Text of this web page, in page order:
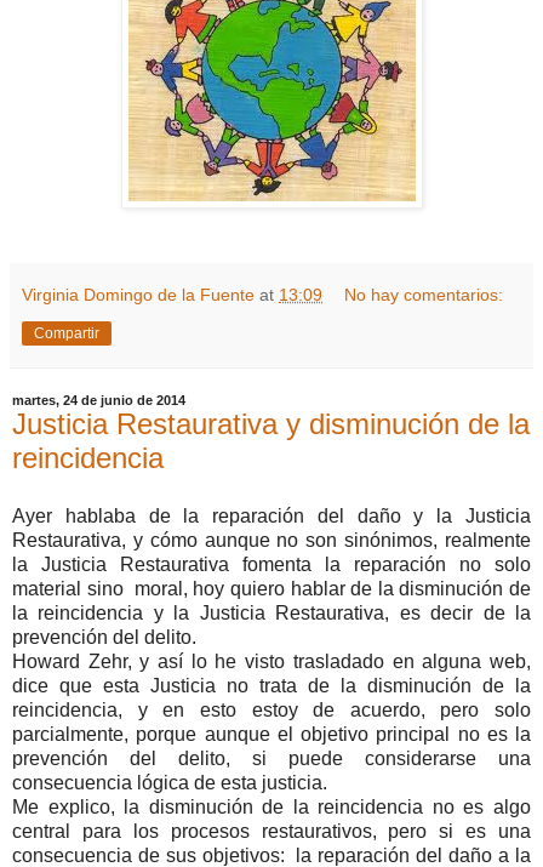
Virginia Domingo de la Fuente at 13:09 No hay comentarios:
Compartir
martes, 24 de junio de 2014
Justicia Restaurativa y disminución de la
reincidencia
Ayer hablaba de la reparación del daño y la Justicia
Restaurativa, y cómo aunque no son sinónimos, realmente
la Justicia Restaurativa fomenta la reparación no solo
material sino moral, hoy quiero hablar de la disminución de
la reincidencia y la Justicia Restaurativa, es decir de la
prevención del delito.
Howard Zehr, y así lo he visto trasladado en alguna web,
dice que esta Justicia no trata de la disminución de la
reincidencia, y en esto estoy de acuerdo, pero solo
parcialmente, porque aunque el objetivo principal no es la
prevención del delito, si puede considerarse una
consecuencia lógica de esta justicia.
Me explico, la disminución de la reincidencia no es algo
central para los procesos restaurativos, pero si es una
consecuencia de sus objetivos: la reparación del daño a la